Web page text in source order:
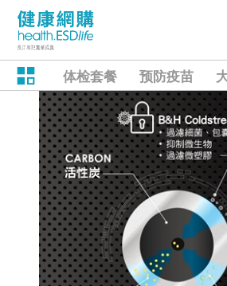
体检套餐 预防疫苗